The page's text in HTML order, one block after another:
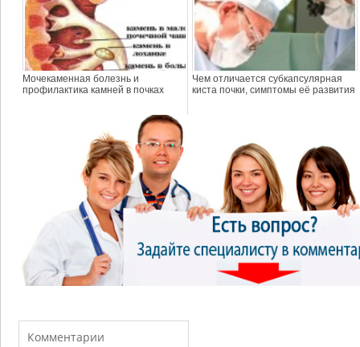
Мочекаменная болезнь и
профилактика камней в почках
Чем отличается субкапсулярная
киста почки, симптомы её развития
Комментарии